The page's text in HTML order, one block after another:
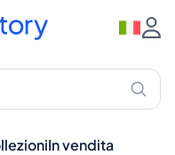
In vendita